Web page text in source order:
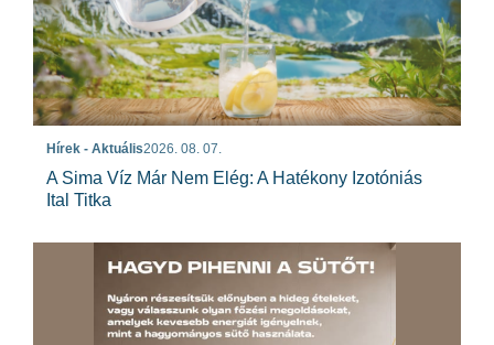
Hírek - Aktuális2026. 08. 07.
A Sima Víz Már Nem Elég: A Hatékony Izotóniás
Ital Titka